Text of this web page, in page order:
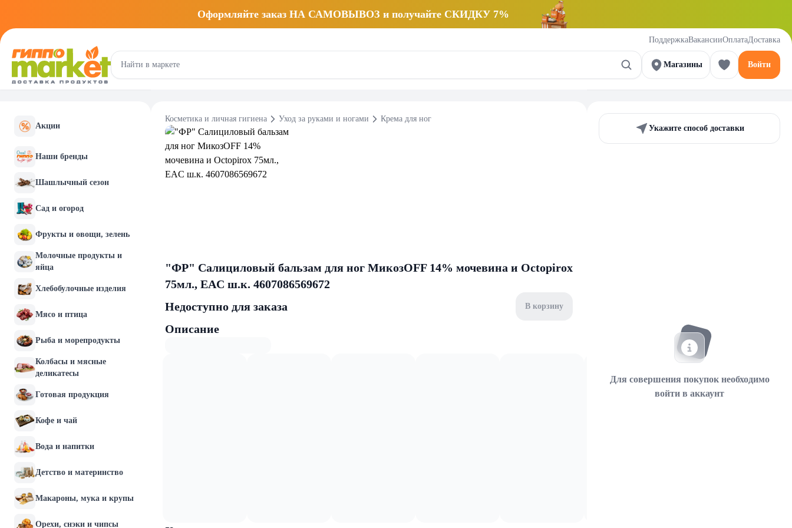
Оформляйте заказ НА САМОВЫВОЗ и получайте СКИДКУ 7%
ПоддержкаВакансииОплатаДоставка
Магазины Войти
Акции
Наши бренды
Шашлычный сезон
Сад и огород
Фрукты и овощи, зелень
Молочные продукты и
яйца
Хлебобулочные изделия
Мясо и птица
Рыба и морепродукты
Колбасы и мясные
деликатесы
Готовая продукция
Кофе и чай
Вода и напитки
Детство и материнство
Макароны, мука и крупы
Орехи, снэки и чипсы
Косметика и личная гигиена Уход за руками и ногами Крема для ног
"ФР" Салициловый бальзам для ног МикозOFF 14% мочевина и Octopirox
75мл., EAC ш.к. 4607086569672
Недоступно для заказа
В корзину
Описание
Укажите способ доставки
Для совершения покупок необходимо
войти в аккаунт